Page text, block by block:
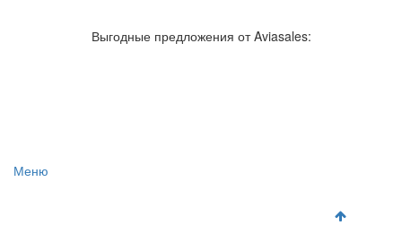
Отзывы об аэропортах
Отслеживание самолетов онлайн
Поиск авиакасс
Выгодные предложения от Aviasales:
Меню